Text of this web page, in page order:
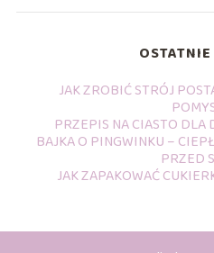
JAK ZROBIĆ STRÓJ
PRZEPIS NA CIASTO
BAJKA O PINGWINKU –
PRZED
JAK ZAPAKOWAĆ